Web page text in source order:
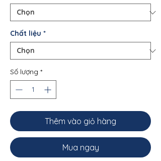
Chất liệu *
Số lượng *
Thêm vào giỏ hàng
Mua ngay